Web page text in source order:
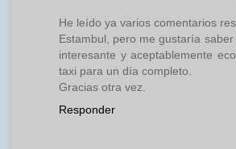
He leído ya varios comentarios
Estambul, pero me gustaría
interesante y aceptablemente
taxi para un día completo.
Gracias otra vez.
Responder